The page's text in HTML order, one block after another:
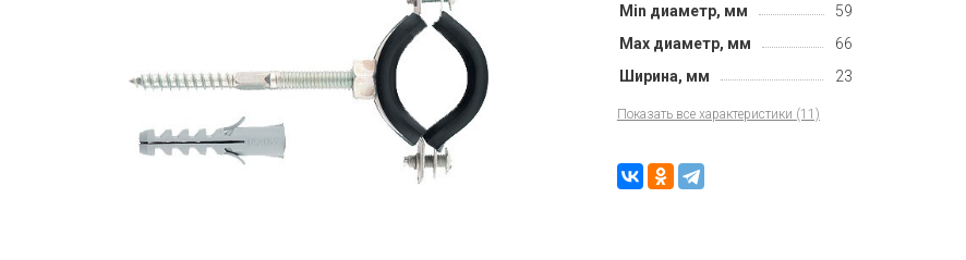
Min диаметр, мм
59
Max диаметр, мм
66
Ширина, мм
23
Показать все характеристики (11)